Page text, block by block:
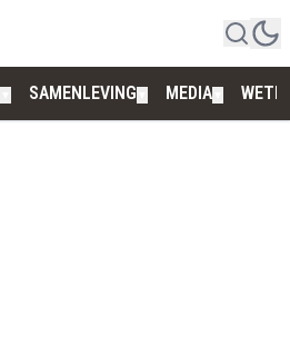
SAMENLEVING MEDIA